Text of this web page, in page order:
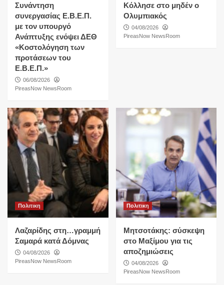
Συνάντηση
συνεργασίας Ε.Β.Ε.Π.
με τον υπουργό
Ανάπτυξης ενόψει ΔΕΘ
«Κοστολόγηση των
προτάσεων του
Ε.Β.Ε.Π.»
06/08/2026
PireasNow NewsRoom
Κόλλησε στο μηδέν ο
Ολυμπιακός
04/08/2026
PireasNow NewsRoom
Πολιτικη
Λαζαρίδης στη…γραμμή
Σαμαρά κατά Δόμνας
04/08/2026
PireasNow NewsRoom
Πολιτικη
Μητσοτάκης: σύσκεψη
στο Μαξίμου για τις
αποζημιώσεις
04/08/2026
PireasNow NewsRoom